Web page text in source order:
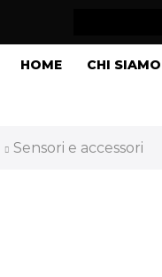
HOME CHI SIAMO
Sensori e accessori